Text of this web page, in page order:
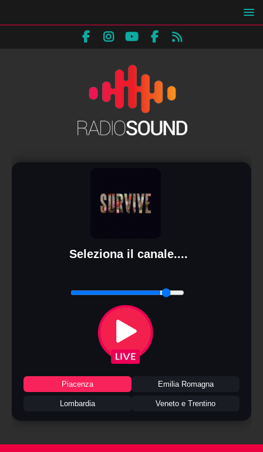
Seleziona il canale....
Piacenza Emilia Romagna
Lombardia Veneto e Trentino